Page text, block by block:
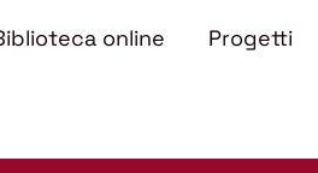
online Progetti